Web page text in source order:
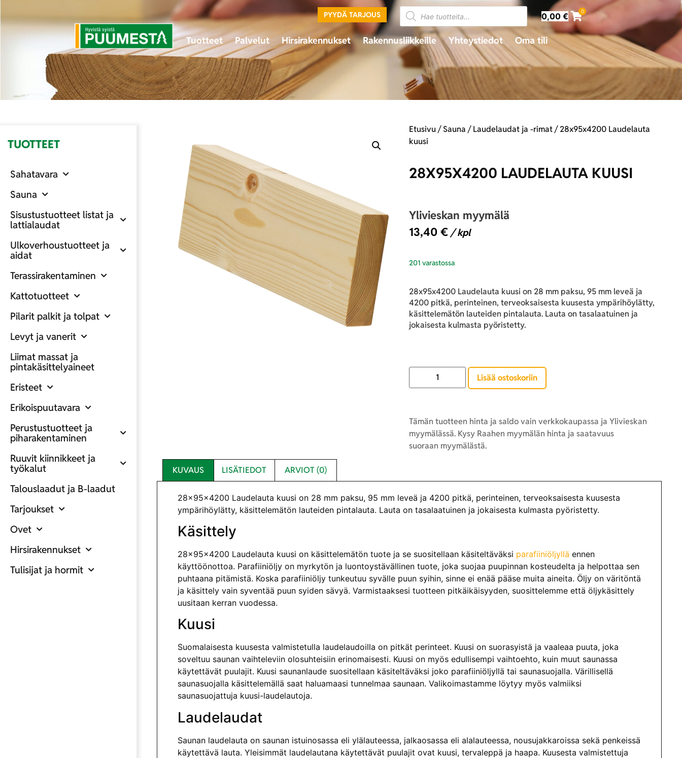
PYYDÄ TARJOUS 0,00€ 0
Tuotteet Palvelut Hirsirakennukset Rakennusliikkeille Yhteystiedot Oma tili
TUOTTEET
Sahatavara
Sauna
Sisustustuotteet listat ja
lattialaudat
Ulkoverhoustuotteet ja
aidat
Terassirakentaminen
Kattotuotteet
Pilarit palkit ja tolpat
Levyt ja vanerit
Liimat massat ja
pintakäsittelyaineet
Eristeet
Erikoispuutavara
Perustustuotteet ja
piharakentaminen
Ruuvit kiinnikkeet ja
työkalut
Talouslaadut ja B-laadut
Tarjoukset
Ovet
Hirsirakennukset
Tulisijat ja hormit
Etusivu/Sauna /Laudelaudat ja -rimat/ 28x95x4200 Laudelauta
kuusi
28X95X4200 LAUDELAUTA KUUSI
Ylivieskan myymälä
13,40€ / kpl
201 varastossa
28x95x4200 Laudelauta kuusi on 28 mm paksu, 95 mm leveä ja
4200 pitkä, perinteinen, terveoksaisesta kuusesta ympärihöylätty,
käsittelemätön lauteiden pintalauta. Lauta on tasalaatuinen ja
jokaisesta kulmasta pyöristetty.
Lisää ostoskoriin
Tämän tuotteen hinta ja saldo vain verkkokaupassa ja Ylivieskan
myymälässä. Kysy Raahen myymälän hinta ja saatavuus
suoraan myymälästä.
KUVAUS LISÄTIEDOT ARVIOT (0)
28x95x4200 Laudelauta kuusi on 28 mm paksu, 95 mm leveä ja 4200 pitkä, perinteinen, terveoksaisesta kuusesta
ympärihöylätty, käsittelemätön lauteiden pintalauta. Lauta on tasalaatuinen ja jokaisesta kulmasta pyöristetty.
Käsittely
28x95x4200 Laudelauta kuusi on käsittelemätön tuote ja se suositellaan käsiteltäväksi parafiiniöljyllä ennen
käyttöönottoa. Parafiiniöljy on myrkytön ja luontoystävällinen tuote, joka suojaa puupinnan kosteudelta ja helpottaa sen
puhtaana pitämistä. Koska parafiiniöljy tunkeutuu syvälle puun syihin, sinne ei enää pääse muita aineita. Öljy on väritöntä
ja käsittely vain syventää puun syiden sävyä. Varmistaaksesi tuotteen pitkäikäisyyden, suosittelemme että öljykäsittely
uusitaan kerran vuodessa.
Kuusi
Suomalaisesta kuusesta valmistetulla laudelaudoilla on pitkät perinteet. Kuusi on suorasyistä ja vaaleaa puuta, joka
soveltuu saunan vaihteleviin olosuhteisiin erinomaisesti. Kuusi on myös edullisempi vaihtoehto, kuin muut saunassa
käytettävät puulajit. Kuusi saunanlaude suositellaan käsiteltäväksi joko parafiiniöljyllä tai saunasuojalla. Värillisellä
saunasuojalla käsittelemällä saat haluamaasi tunnelmaa saunaan. Valikoimastamme löytyy myös valmiiksi
saunasuojattuja kuusi-laudelautoja.
Laudelaudat
Saunan laudelauta on saunan istuinosassa eli ylälauteessa, jalkaosassa eli alalauteessa, nousujakkaroissa sekä penkeissä
käytettävä lauta. Yleisimmät laudelautana käytettävät puulajit ovat kuusi, tervaleppä ja haapa. Kuusesta valmistettuja